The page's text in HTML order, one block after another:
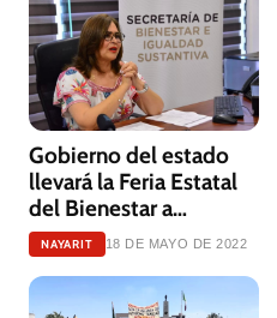
Gobierno del estado
llevará la Feria Estatal
del Bienestar a
Acaponeta
NAYARIT 18 DE MAYO DE 2022